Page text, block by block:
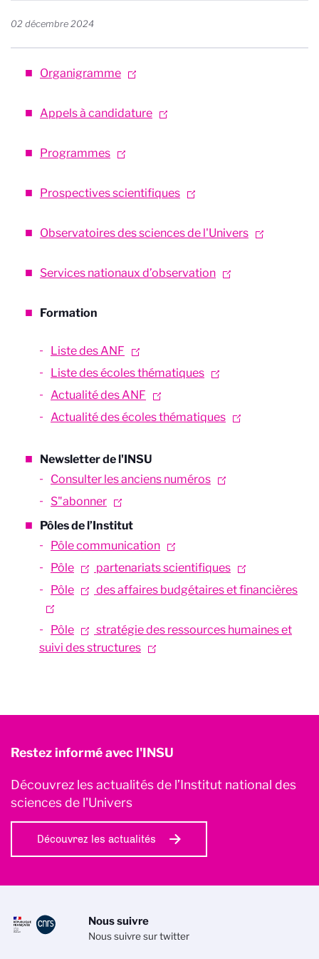
02 décembre 2024
Organigramme
Appels à candidature
Programmes
Prospectives scientifiques
Observatoires des sciences de l'Univers
Services nationaux d’observation
Formation
Liste des ANF
Liste des écoles thématiques
Actualité des ANF
Actualité des écoles thématiques
Newsletter de l'INSU
Consulter les anciens numéros
S"abonner
Pôles de l’Institut
Pôle communication
Pôle
partenariats scientifiques
Pôle
des affaires budgétaires et financières
Pôle
stratégie des ressources humaines et
suivi des structures
Restez informé avec l'INSU
Découvrez les actualités de l’Institut national des
sciences de l'Univers
Découvrez les actualités
Nous suivre
Nous suivre sur twitter